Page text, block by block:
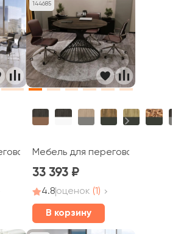
Эстетика / Estetica
144685
Мебель для переговорных Оак
33 393
4.8оценок (1)
В корзину